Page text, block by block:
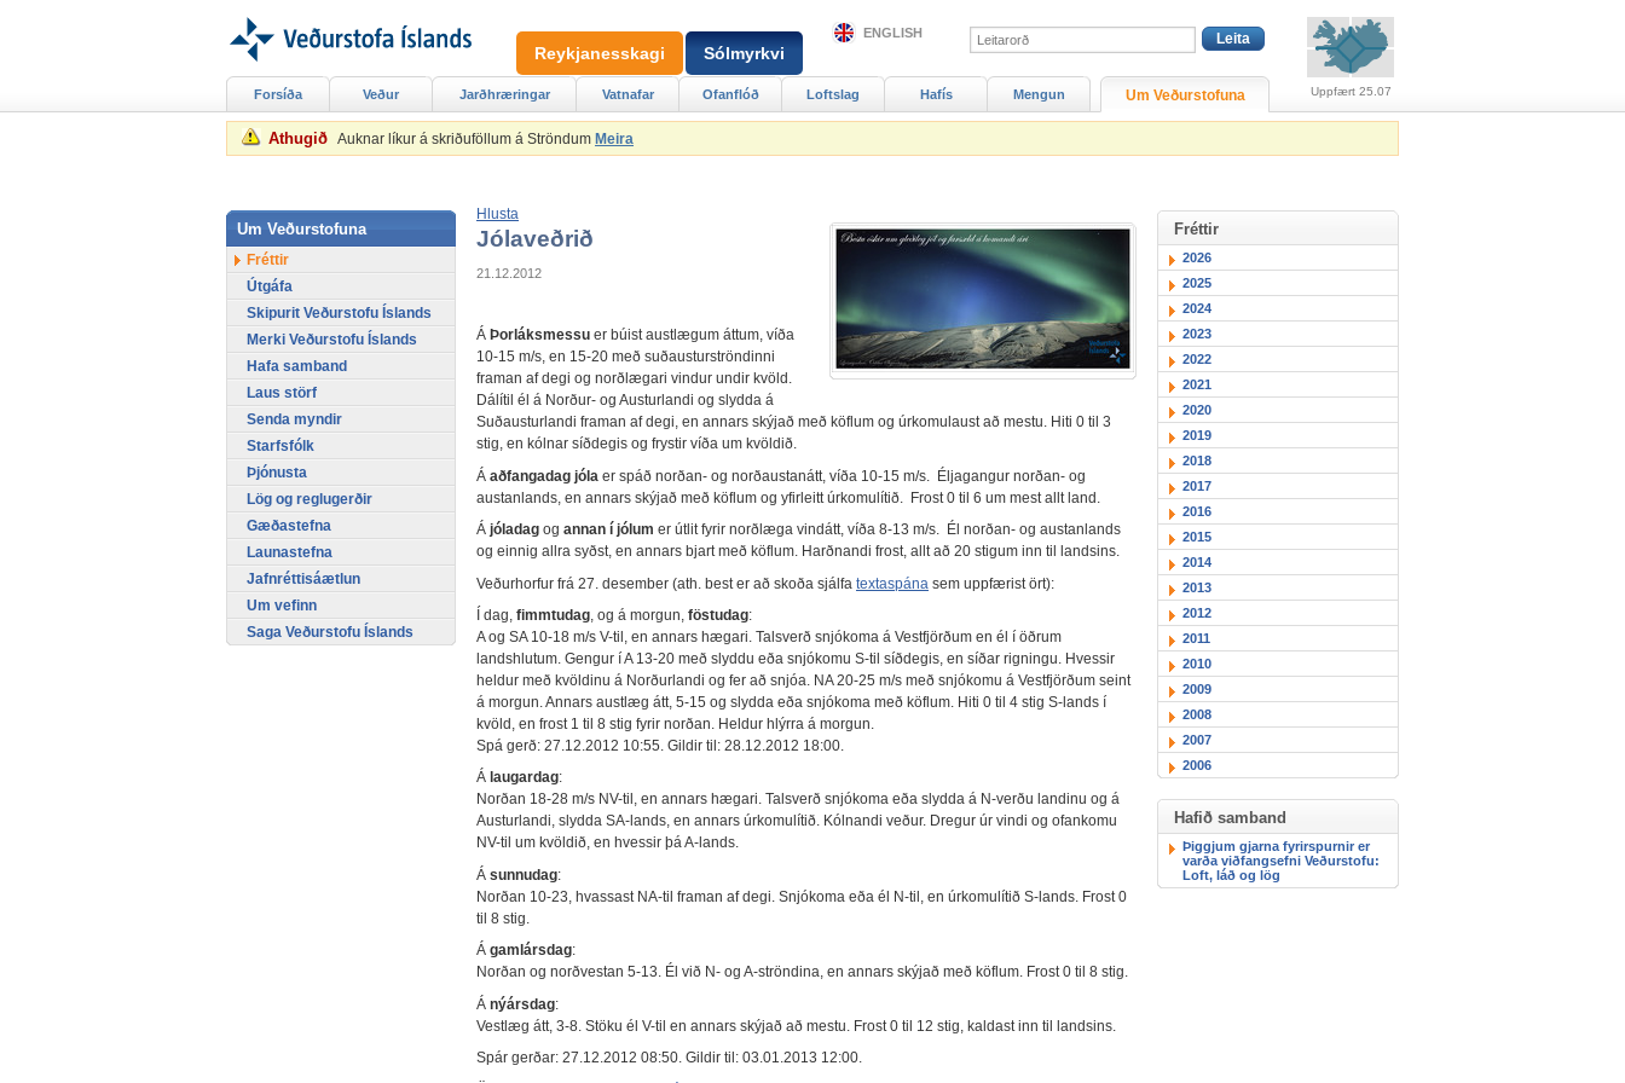
Athugið Auknar líkur á skriðuföllum á Ströndum Meira
Hlusta
Jólaveðrið
21.12.2012
Á Þorláksmessu er búist austlægum áttum, víða
10-15 m/s, en 15-20 með suðausturströndinni
framan af degi og norðlægari vindur undir kvöld.
Dálítil él á Norður- og Austurlandi og slydda á
Suðausturlandi framan af degi, en annars skýjað með köflum og úrkomulaust að mestu. Hiti 0 til 3
stig, en kólnar síðdegis og frystir víða um kvöldið.
Á aðfangadag jóla er spáð norðan- og norðaustanátt, víða 10-15 m/s. Éljagangur norðan- og
austanlands, en annars skýjað með köflum og yfirleitt úrkomulítið. Frost 0 til 6 um mest allt land.
Á jóladag og annan í jólum er útlit fyrir norðlæga vindátt, víða 8-13 m/s. Él norðan- og austanlands
og einnig allra syðst, en annars bjart með köflum. Harðnandi frost, allt að 20 stigum inn til landsins.
Veðurhorfur frá 27. desember (ath. best er að skoða sjálfa textaspána sem uppfærist ört):
Í dag, fimmtudag, og á morgun, föstudag:
A og SA 10-18 m/s V-til, en annars hægari. Talsverð snjókoma á Vestfjörðum en él í öðrum
landshlutum. Gengur í A 13-20 með slyddu eða snjókomu S-til síðdegis, en síðar rigningu. Hvessir
heldur með kvöldinu á Norðurlandi og fer að snjóa. NA 20-25 m/s með snjókomu á Vestfjörðum seint
á morgun. Annars austlæg átt, 5-15 og slydda eða snjókoma með köflum. Hiti 0 til 4 stig S-lands í
kvöld, en frost 1 til 8 stig fyrir norðan. Heldur hlýrra á morgun.
Spá gerð: 27.12.2012 10:55. Gildir til: 28.12.2012 18:00.
Á laugardag:
Norðan 18-28 m/s NV-til, en annars hægari. Talsverð snjókoma eða slydda á N-verðu landinu og á
Austurlandi, slydda SA-lands, en annars úrkomulítið. Kólnandi veður. Dregur úr vindi og ofankomu
NV-til um kvöldið, en hvessir þá A-lands.
Á sunnudag:
Norðan 10-23, hvassast NA-til framan af degi. Snjókoma eða él N-til, en úrkomulítið S-lands. Frost 0
til 8 stig.
Á gamlársdag:
Norðan og norðvestan 5-13. Él við N- og A-ströndina, en annars skýjað með köflum. Frost 0 til 8 stig.
Á nýársdag:
Vestlæg átt, 3-8. Stöku él V-til en annars skýjað að mestu. Frost 0 til 12 stig, kaldast inn til landsins.
Spár gerðar: 27.12.2012 08:50. Gildir til: 03.01.2013 12:00.
Fréttir
2026
2025
2024
2023
2022
2021
2020
2019
2018
2017
2016
2015
2014
2013
2012
2011
2010
2009
2008
2007
2006
Hafið samband
Þiggjum gjarna fyrirspurnir er
varða viðfangsefni Veðurstofu:
Loft, láð og lög
Forsíða Veður Jarðhræringar Vatnafar Ofanflóð Loftslag Hafís Mengun Um Veðurstofuna
Um Veðurstofuna
Fréttir
Útgáfa
Skipurit Veðurstofu Íslands
Merki Veðurstofu Íslands
Hafa samband
Laus störf
Senda myndir
Starfsfólk
Þjónusta
Lög og reglugerðir
Gæðastefna
Launastefna
Jafnréttisáætlun
Um vefinn
Saga Veðurstofu Íslands
Uppfært 25.07
Reykjanesskagi Sólmyrkvi
ENGLISH